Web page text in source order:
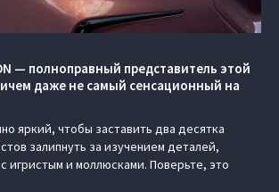
— полноправный представитель этой
даже не самый сенсационный на
яркий, чтобы заставить два десятка
залипнуть за изучением деталей,
игристым и моллюсками. Поверьте, это